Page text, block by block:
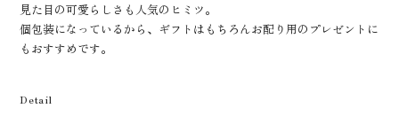
見た目の可愛らしさも人気のヒミツ。
個包装になっているから、ギフトはもちろんお配り用のプレゼントに
もおすすめです。
Detail